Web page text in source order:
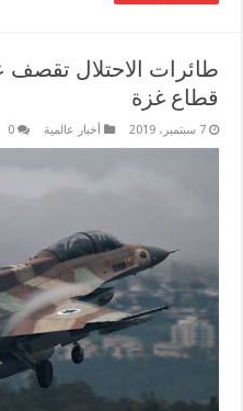
طائرات الاحتلال تقصف
قطاع غزة
7 سبتمبر، 2019 أخبار عالمية 0